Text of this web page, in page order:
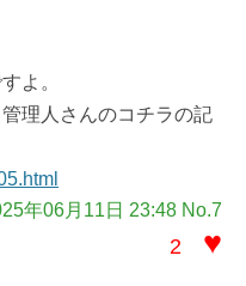
よ。
理人さんのコチラの記
年06月11日 23:48 No.7
2 ♥